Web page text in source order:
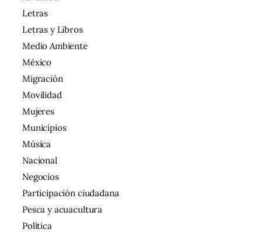
Letras
Letras y Libros
Medio Ambiente
México
Migración
Movilidad
Mujeres
Municipios
Música
Nacional
Negocios
Participación ciudadana
Pesca y acuacultura
Política